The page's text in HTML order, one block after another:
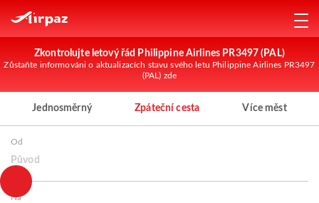
Zkontrolujte letový řád Philippine Airlines PR3497 (PAL)
Zůstaňte informováni o aktualizacích stavu svého letu Philippine Airlines PR3497
(PAL) zde
Jednosměrný Zpáteční cesta Více měst
Od
Původ
Na